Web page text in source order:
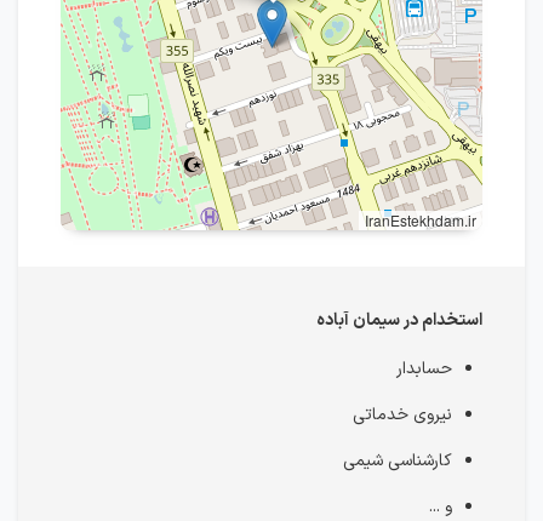
IranEstekhdam.ir
استخدام در سیمان آباده
حسابدار
نیروی خدماتی
کارشناسی شیمی
و ...